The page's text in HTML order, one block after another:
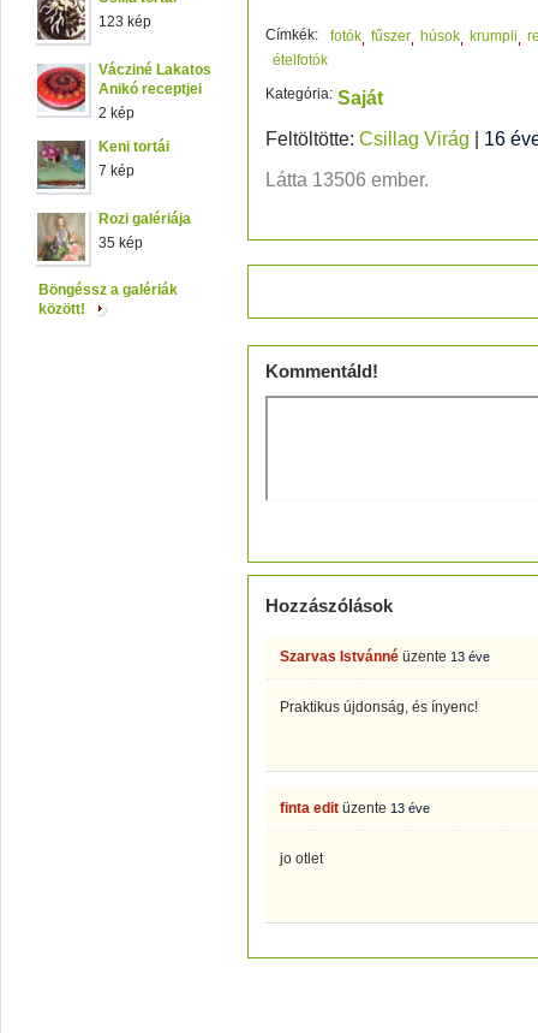
123 kép
Vácziné Lakatos
Anikó receptjei
2 kép
Keni tortái
7 kép
Rozi galériája
35 kép
Böngéssz a galériák
között!
Címkék: fotók fűszer húsok krumpli
ételfotók
Kategória: Saját
Feltöltötte: Csillag Virág
16
Látta 13506 ember.
Kommentáld!
Hozzászólások
Szarvas Istvánné üzente 13 éve
Praktikus újdonság, és ínyenc!
finta edit üzente 13 éve
jo otlet